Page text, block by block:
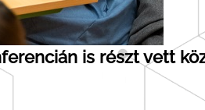
is részt vett